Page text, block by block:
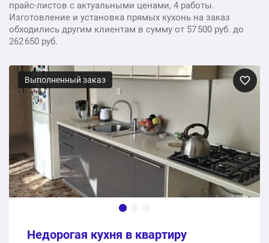
прайс-листов с актуальными ценами, 4 работы.
Изготовление и установка прямых кухонь на заказ
обходились другим клиентам в сумму от 57 500 руб. до
262 650 руб.
Выполненный заказ
Недорогая кухня в квартиру